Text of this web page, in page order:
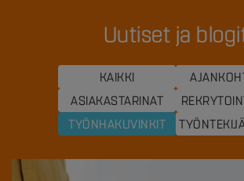
Uutiset ja
KAIKKI
ASIAKASTARINAT
TYÖNHAKUVINKIT